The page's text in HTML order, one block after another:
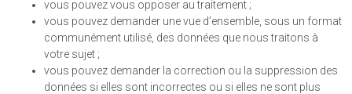
vous pouvez vous opposer au traitement ;
vous pouvez demander une vue d’ensemble, sous un format
communément utilisé, des données que nous traitons à
votre sujet ;
vous pouvez demander la correction ou la suppression des
données si elles sont incorrectes ou si elles ne sont plus